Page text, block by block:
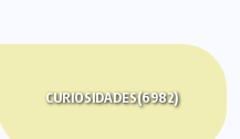
CURIOSIDADES(6982)